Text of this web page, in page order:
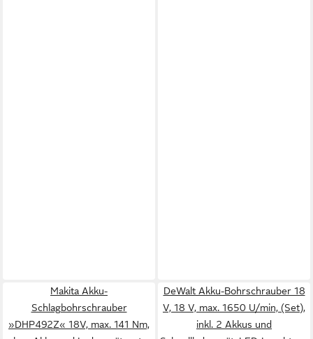
Makita Akku-
Schlagbohrschrauber
»DHP492Z« 18V, max. 141 Nm,
DeWalt Akku-Bohrschrauber 18
V, 18 V, max. 1650 U/min, (Set),
inkl. 2 Akkus und